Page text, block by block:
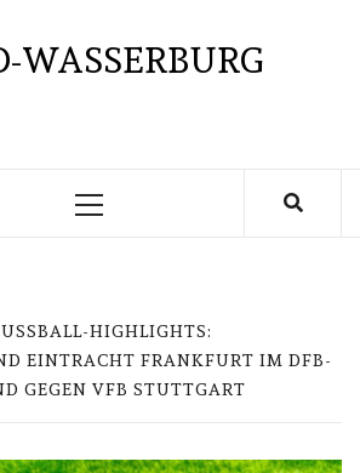
WASSERBURG
Primary
HIGHLIGHTS: S
EINTRACHT FRANKFURT IM DFB-P
GEGEN VFB STUTTGART